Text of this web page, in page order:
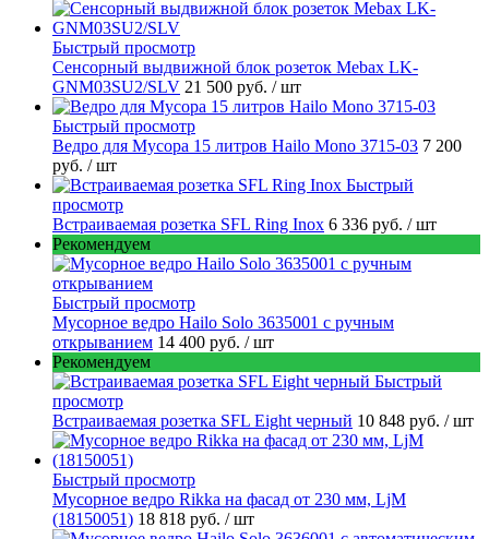
Быстрый просмотр
Сенсорный выдвижной блок розеток Mebax LK-
GNM03SU2/SLV 21 500 руб. / шт
Быстрый просмотр
Ведро для Мусора 15 литров Hailo Mono 3715-03 7 200
руб. / шт
Быстрый
просмотр
Встраиваемая розетка SFL Ring Inox 6 336 руб. / шт
Рекомендуем
Быстрый просмотр
Мусорное ведро Hailo Solo 3635001 c ручным
открыванием 14 400 руб. / шт
Рекомендуем
Быстрый
просмотр
Встраиваемая розетка SFL Eight черный 10 848 руб. / шт
Быстрый просмотр
Мусорное ведро Rikka на фасад от 230 мм, LjM
(18150051) 18 818 руб. / шт